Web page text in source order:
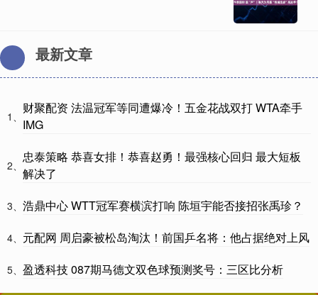
最新文章
1、
财聚配资 法温冠军等同遭爆冷！五金花战双打 WTA牵手
IMG
2、
忠泰策略 恭喜女排！恭喜赵勇！最强核心回归 最大短板
解决了
3、 浩鼎中心 WTT冠军赛横滨打响 陈垣宇能否接招张禹珍？
4、 元配网 周启豪被松岛淘汰！前国乒名将：他占据绝对上风
5、 盈透科技 087期马德文双色球预测奖号：三区比分析